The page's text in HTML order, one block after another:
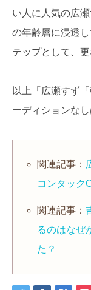
い人に人気の広
の年齢層に浸透
テップとして、
以上「広瀬すず
ーディションな
関連記事：
コンタック
関連記事：
るのはなぜ
た？